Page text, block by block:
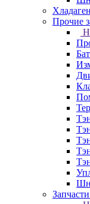
Прочие